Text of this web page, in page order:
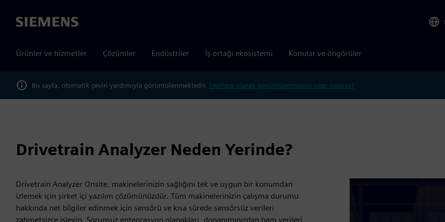
Siemens
Ürünler ve hizmetler Çözümler Endüstriler İş ortağı ekosistemi Konular ve öngörüler
Bu sayfa, otomatik çeviri yardımıyla görüntülenmektedir. İngilizce olarak görüntülenmesini ister misiniz?
Drivetrain Analyzer Neden Yerinde?
Drivetrain Analyzer Onsite, makinelerinizin sağlığını tek ve uygun bir konumdan
izlemek için şirket içi yazılım çözümünüzdür. Tüm makinelerinizin çalışma durumu
hakkında net bilgiler edinmek için sensörü ve kısa sürede sensörsüz verileri
zahmetsizce işleyin. Sorunsuz entegrasyon olanakları, donanımınızdan ham verileri